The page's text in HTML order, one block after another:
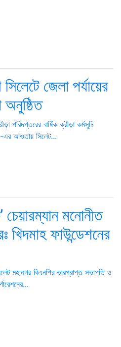
জেলা পর্যায়ের
অনুষ্ঠিত
পরিদপ্তরের বার্ষিক ক্রীড়া কর্মসূচি
আওতায় সিলেট...
মনোনীত
খিদমাহ ফাউন্ডেশনের
মহানগর বিএনপির ভারপ্রাপ্ত সভাপতি ও